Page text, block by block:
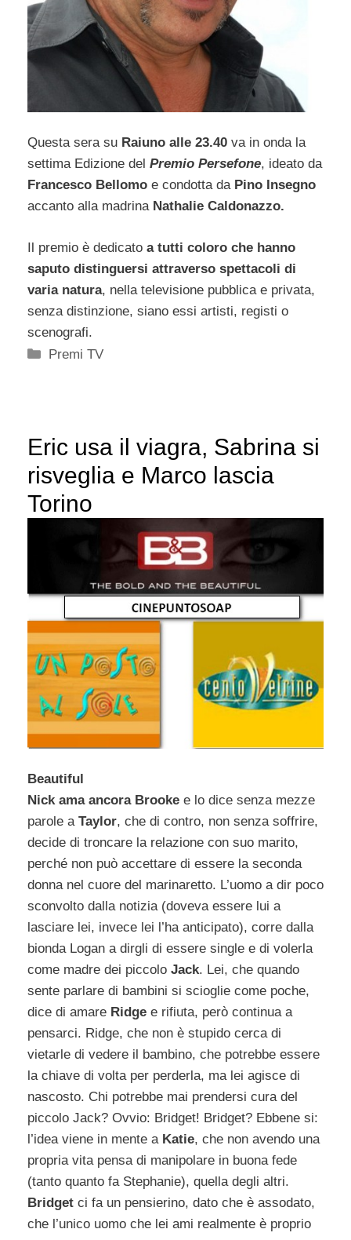
Questa sera su Raiuno alle 23.40 va in onda la
settima Edizione del Premio Persefone, ideato da
Francesco Bellomo e condotta da Pino Insegno
accanto alla madrina Nathalie Caldonazzo.
Il premio è dedicato a tutti coloro che hanno
saputo distinguersi attraverso spettacoli di
varia natura, nella televisione pubblica e privata,
senza distinzione, siano essi artisti, registi o
scenografi.
Categorie
Premi TV
Eric usa il viagra, Sabrina si
risveglia e Marco lascia
Torino
Beautiful
Nick ama ancora Brooke e lo dice senza mezze
parole a Taylor, che di contro, non senza soffrire,
decide di troncare la relazione con suo marito,
perché non può accettare di essere la seconda
donna nel cuore del marinaretto. L’uomo a dir poco
sconvolto dalla notizia (doveva essere lui a
lasciare lei, invece lei l’ha anticipato), corre dalla
bionda Logan a dirgli di essere single e di volerla
come madre dei piccolo Jack. Lei, che quando
sente parlare di bambini si scioglie come poche,
dice di amare Ridge e rifiuta, però continua a
pensarci. Ridge, che non è stupido cerca di
vietarle di vedere il bambino, che potrebbe essere
la chiave di volta per perderla, ma lei agisce di
nascosto. Chi potrebbe mai prendersi cura del
piccolo Jack? Ovvio: Bridget! Bridget? Ebbene si:
l’idea viene in mente a Katie, che non avendo una
propria vita pensa di manipolare in buona fede
(tanto quanto fa Stephanie), quella degli altri.
Bridget ci fa un pensierino, dato che è assodato,
che l’unico uomo che lei ami realmente è proprio